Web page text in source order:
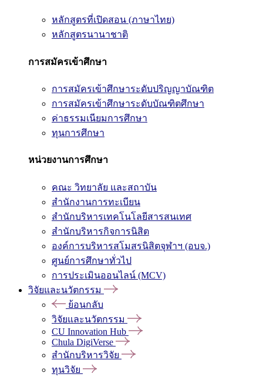
หลักสูตรที่เปิดสอน (ภาษาไทย)
หลักสูตรนานาชาติ
การสมัครเข้าศึกษา
การสมัครเข้าศึกษาระดับปริญญาบัณฑิต
การสมัครเข้าศึกษาระดับบัณฑิตศึกษา
ค่าธรรมเนียมการศึกษา
ทุนการศึกษา
หน่วยงานการศึกษา
คณะ วิทยาลัย และสถาบัน
สำนักงานการทะเบียน
สำนักบริหารเทคโนโลยีสารสนเทศ
สำนักบริหารกิจการนิสิต
องค์การบริหารสโมสรนิสิตจุฬาฯ (อบจ.)
ศูนย์การศึกษาทั่วไป
การประเมินออนไลน์ (MCV)
วิจัยและนวัตกรรม
ย้อนกลับ
วิจัยและนวัตกรรม
CU Innovation Hub
Chula DigiVerse
สำนักบริหารวิจัย
ทุนวิจัย